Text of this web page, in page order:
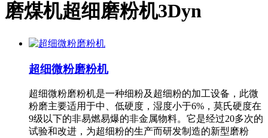
磨煤机超细磨粉机3Dyn
超细微粉磨粉机
超细微粉磨粉机是一种细粉及超细粉的加工设备，此微
粉磨主要适用于中、低硬度，湿度小于6%，莫氏硬度在
9级以下的非易燃易爆的非金属物料。它是经过20多次的
试验和改进，为超细粉的生产而研发制造的新型磨粉